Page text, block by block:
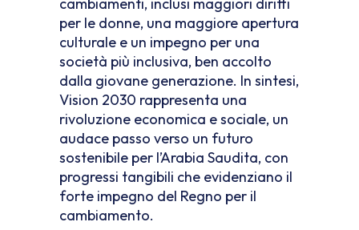
cambiamenti, inclusi maggiori diritti
per le donne, una maggiore apertura
culturale e un impegno per una
società più inclusiva, ben accolto
dalla giovane generazione. In sintesi,
Vision 2030 rappresenta una
rivoluzione economica e sociale, un
audace passo verso un futuro
sostenibile per l’Arabia Saudita, con
progressi tangibili che evidenziano il
forte impegno del Regno per il
cambiamento.